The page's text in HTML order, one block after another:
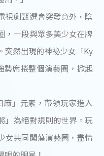
視劇甄選會突發意外，陰
，一段與眾多美少女在牌
突然出現的神祕少女「Ky
席捲整個演藝圈，掀起
」元素，帶領玩家進入
」為絕對規則的世界。玩
女共同闖蕩演藝圈，盡情